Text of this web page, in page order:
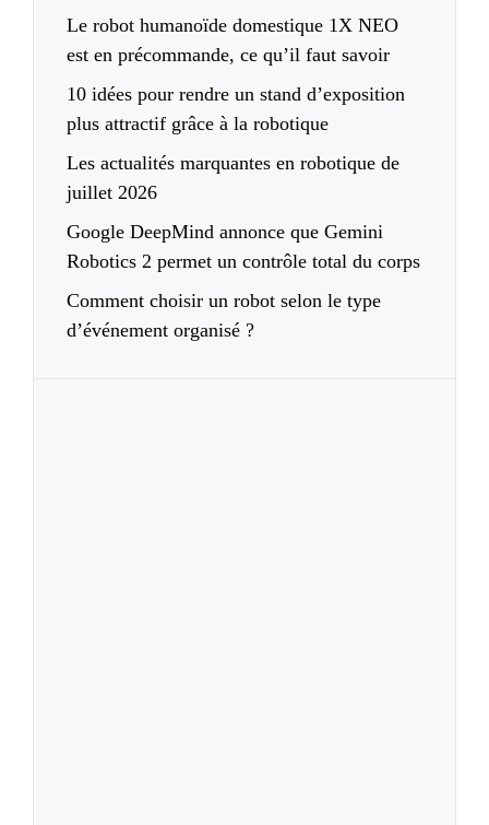
Le robot humanoïde domestique 1X NEO
est en précommande, ce qu’il faut savoir
10 idées pour rendre un stand d’exposition
plus attractif grâce à la robotique
Les actualités marquantes en robotique de
juillet 2026
Google DeepMind annonce que Gemini
Robotics 2 permet un contrôle total du corps
Comment choisir un robot selon le type
d’événement organisé ?